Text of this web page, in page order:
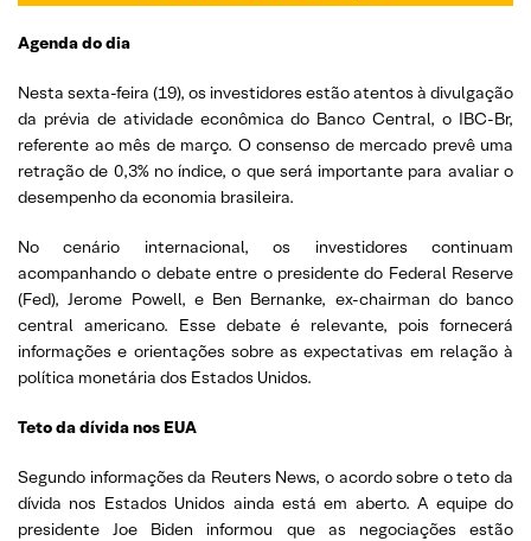
Agenda do dia
Nesta sexta-feira (19), os investidores estão atentos à divulgação
da prévia de atividade econômica do Banco Central, o IBC-Br,
referente ao mês de março. O consenso de mercado prevê uma
retração de 0,3% no índice, o que será importante para avaliar o
desempenho da economia brasileira.
No cenário internacional, os investidores continuam
acompanhando o debate entre o presidente do Federal Reserve
(Fed), Jerome Powell, e Ben Bernanke, ex-chairman do banco
central americano. Esse debate é relevante, pois fornecerá
informações e orientações sobre as expectativas em relação à
política monetária dos Estados Unidos.
Teto da dívida nos EUA
Segundo informações da Reuters News, o acordo sobre o teto da
dívida nos Estados Unidos ainda está em aberto. A equipe do
presidente Joe Biden informou que as negociações estão